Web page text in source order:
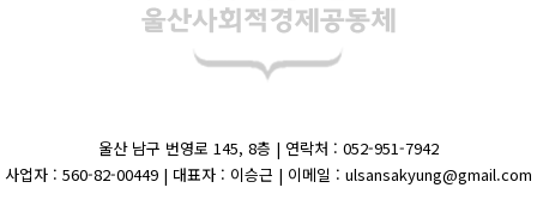
울산 남구 번영로 145, 8층 | 연락처 : 052-951-7942
사업자 : 560-82-00449 | 대표자 : 이승근 | 이메일 : ulsansakyung@gmail.com